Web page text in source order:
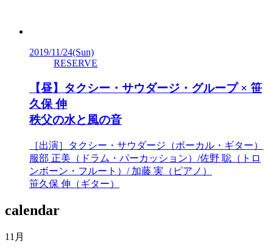
2019/11/24(Sun)
RESERVE
【昼】タクシー・サウダージ・グループ × 笹
久保 伸
秩父の水と風の音
［出演］タクシー・サウダージ（ボーカル・ギター）
服部 正美（ドラム・パーカッション）/佐野 聡（トロ
ンボーン・フルート）/ 加藤 実（ピアノ）
笹久保 伸（ギター）
calendar
11月